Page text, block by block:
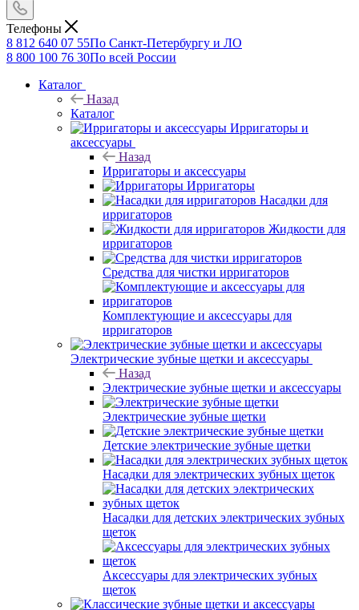
Телефоны
8 812 640 07 55По Санкт-Петербургу и ЛО
8 800 100 76 30По всей России
Каталог
Назад
Каталог
Ирригаторы и
аксессуары
Назад
Ирригаторы и аксессуары
Ирригаторы
Насадки для
ирригаторов
Жидкости для
ирригаторов
Средства для чистки ирригаторов
Комплектующие и аксессуары для
ирригаторов
Электрические зубные щетки и аксессуары
Назад
Электрические зубные щетки и аксессуары
Электрические зубные щетки
Детские электрические зубные щетки
Насадки для электрических зубных щеток
Насадки для детских электрических зубных
щеток
Аксессуары для электрических зубных
щеток